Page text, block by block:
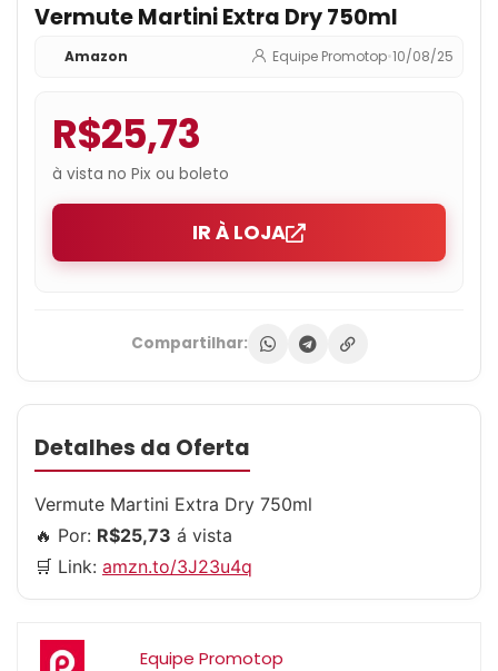
Vermute Martini Extra Dry 750ml
Amazon Equipe Promotop•10/08/25
R$25,73
à vista no Pix ou boleto
IR À LOJA
Compartilhar:
Detalhes da Oferta
Vermute Martini Extra Dry 750ml
🔥 Por: R$25,73 á vista
🛒 Link: amzn.to/3J23u4q
Equipe Promotop